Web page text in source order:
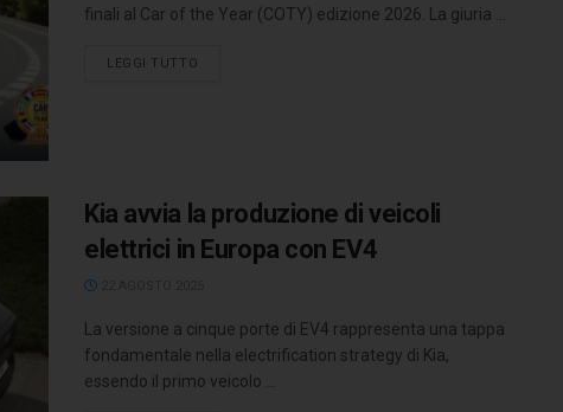
finali al Car of the Year (COTY) edizione 2026. La giuria ...
LEGGI TUTTO
Kia avvia la produzione di veicoli
elettrici in Europa con EV4
La versione a cinque porte di EV4 rappresenta una tappa
fondamentale nella electrification strategy di Kia,
essendo il primo veicolo ...